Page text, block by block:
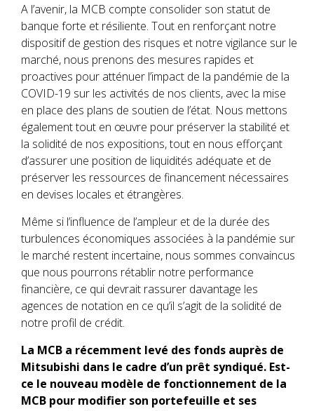
A l’avenir, la MCB compte consolider son statut de
banque forte et résiliente. Tout en renforçant notre
dispositif de gestion des risques et notre vigilance sur le
marché, nous prenons des mesures rapides et
proactives pour atténuer l’impact de la pandémie de la
COVID-19 sur les activités de nos clients, avec la mise
en place des plans de soutien de l’état. Nous mettons
également tout en œuvre pour préserver la stabilité et
la solidité de nos expositions, tout en nous efforçant
d’assurer une position de liquidités adéquate et de
préserver les ressources de financement nécessaires
en devises locales et étrangères.
Même si l’influence de l’ampleur et de la durée des
turbulences économiques associées à la pandémie sur
le marché restent incertaine, nous sommes convaincus
que nous pourrons rétablir notre performance
financière, ce qui devrait rassurer davantage les
agences de notation en ce qu’il s’agit de la solidité de
notre profil de crédit.
La MCB a récemment levé des fonds auprès de
Mitsubishi dans le cadre d’un prêt syndiqué. Est-
ce le nouveau modèle de fonctionnement de la
MCB pour modifier son portefeuille et ses